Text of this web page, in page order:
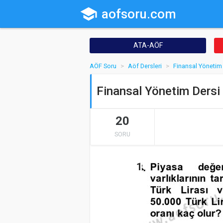
school aofsoru.com
ATA-AÖF
AÖF Soru Aöf Dersleri Finansal Yönetim
Finansal Yönetim Dersi
20
SORU
1.